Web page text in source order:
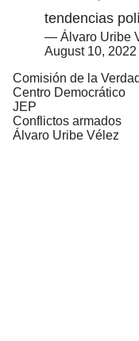
tendencias
— Álvaro Uribe
August 10, 2022
Comisión de la Verdad
Centro Democrático
JEP
Conflictos armados
Álvaro Uribe Vélez